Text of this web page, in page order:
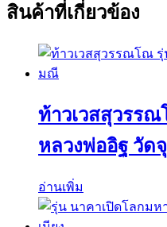
สินค้าที่เกี่ยวข้อง
ท้าวเวสสุวรร
หลวงพ่ออิฐ วัด
อ่านเพิ่ม